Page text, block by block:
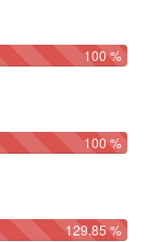
100 %
100 %
129.85 %